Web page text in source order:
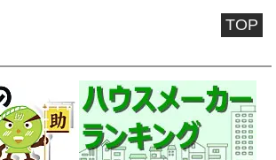
TOP